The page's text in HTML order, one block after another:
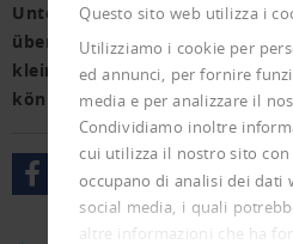
Questo sito web utilizza i
Utilizziamo i cookie per
ed annunci, per fornire
media e per analizzare il
Condividiamo inoltre
cui utilizza il nostro sito
occupano di analisi dei dati
social media, i quali
altre informazioni che ha
Unternehmensberater zur
über die wichtigsten Trends
kleine und mittlere
können.